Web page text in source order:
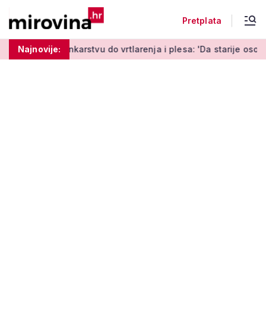
Pretplata
Najnovije:do vrtlarenja i plesa: 'Da starije osobe ne ostavimo